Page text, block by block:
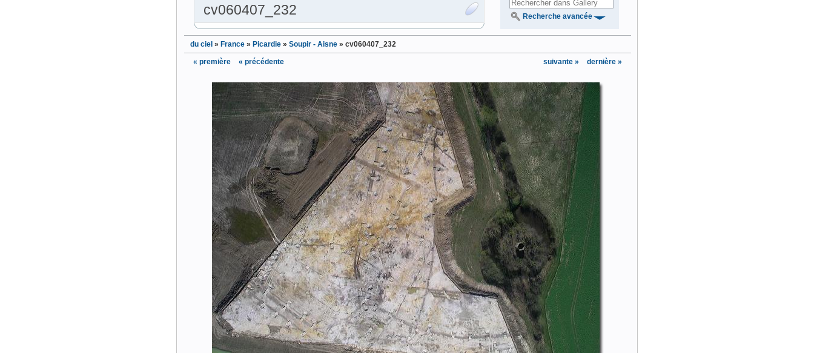
cv060407_232 Recherche avancée
du ciel » France » Picardie » Soupir - Aisne » cv060407_232
suivante » dernière »
« première « précédente